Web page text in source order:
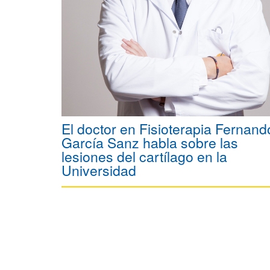
El doctor en Fisioterapia
García Sanz habla sobre las
lesiones del cartílago en la
Universidad